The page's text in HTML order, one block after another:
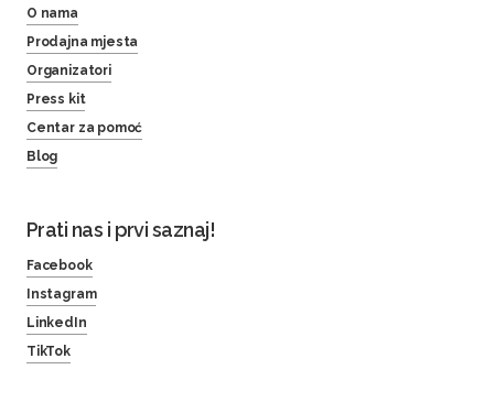
O nama
Prodajna mjesta
Organizatori
Press kit
Centar za pomoć
Blog
Prati nas i prvi saznaj!
Facebook
Instagram
LinkedIn
TikTok